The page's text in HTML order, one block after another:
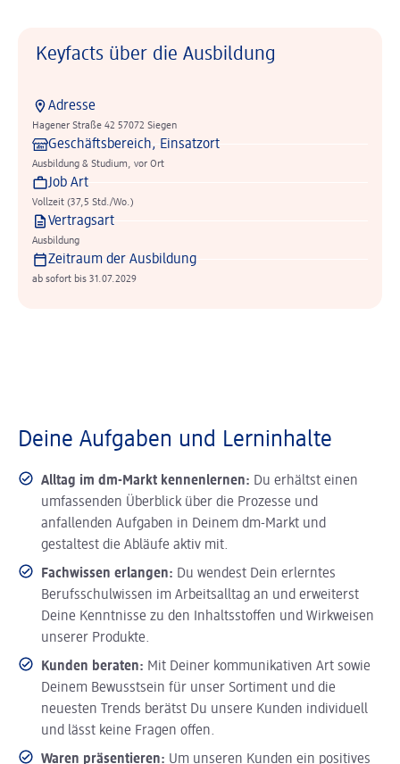
Keyfacts über die Ausbildung
Adresse
Hagener Straße 42 57072 Siegen
Geschäftsbereich, Einsatzort
Ausbildung & Studium, vor Ort
Job Art
Vollzeit (37,5 Std./Wo.)
Vertragsart
Ausbildung
Zeitraum der Ausbildung
ab sofort bis 31.07.2029
Deine Aufgaben und Lerninhalte
Alltag im dm-Markt kennenlernen: Du erhältst einen
umfassenden Überblick über die Prozesse und
anfallenden Aufgaben in Deinem dm-Markt und
gestaltest die Abläufe aktiv mit.
Fachwissen erlangen: Du wendest Dein erlerntes
Berufsschulwissen im Arbeitsalltag an und erweiterst
Deine Kenntnisse zu den Inhaltsstoffen und Wirkweisen
unserer Produkte.
Kunden beraten: Mit Deiner kommunikativen Art sowie
Deinem Bewusstsein für unser Sortiment und die
neuesten Trends berätst Du unsere Kunden individuell
und lässt keine Fragen offen.
Waren präsentieren: Um unseren Kunden ein positives